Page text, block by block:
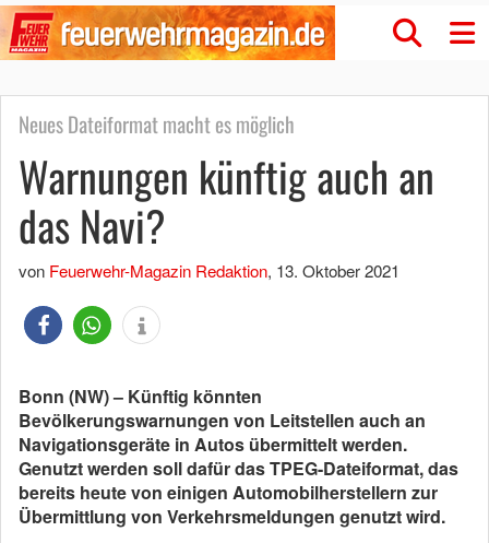
Neues Dateiformat macht es möglich
Warnungen künftig auch an
das Navi?
von Feuerwehr-Magazin Redaktion, 13. Oktober 2021
Bonn (NW) – Künftig könnten
Bevölkerungswarnungen von Leitstellen auch an
Navigationsgeräte in Autos übermittelt werden.
Genutzt werden soll dafür das TPEG-Dateiformat, das
bereits heute von einigen Automobilherstellern zur
Übermittlung von Verkehrsmeldungen genutzt wird.